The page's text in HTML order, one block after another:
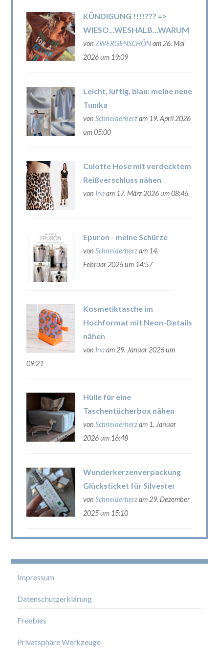
KÜNDIGUNG !!!!??? =>
WIESO...WESHALB...WARUM
von ZWERGENSCHÖNam 26. Mai
2026 um 19:09
Leicht, luftig, blau: meine neue
Tunika
von Schneiderherzam 19. April 2026
um 05:00
Culotte Hose mit verdecktem
Reißverschluss nähen
von Inaam 17. März 2026 um 08:46
Epuron - meine Schürze
von Schneiderherzam 14.
Februar 2026 um 14:57
Kosmetiktasche im
Hochformat mit Neon-Details
nähen
von Inaam 29. Januar 2026 um
09:21
Hülle für eine
Taschentücherbox nähen
von Schneiderherzam 1. Januar
2026 um 16:48
Wunderkerzenverpackung
Glücksticket für Silvester
von Schneiderherzam 29. Dezember
2025 um 15:10
Impressum
Datenschutzerklärung
Freebies
Privatsphäre Werkzeuge